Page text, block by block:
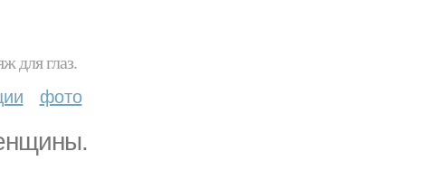
для глаз.
фото